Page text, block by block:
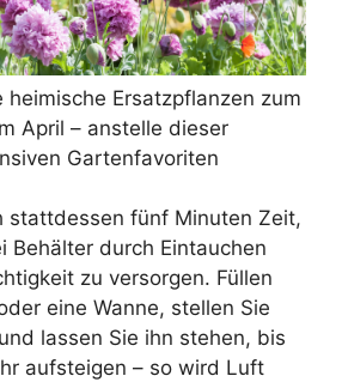
heimische Ersatzpflanzen zum
April – anstelle dieser
Gartenfavoriten
stattdessen fünf Minuten Zeit,
Behälter durch Eintauchen
zu versorgen. Füllen
eine Wanne, stellen Sie
lassen Sie ihn stehen, bis
aufsteigen – so wird Luft